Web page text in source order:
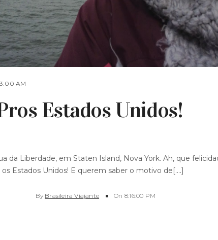
AM
Estados Unidos!
da Liberdade, em Staten Island, Nova York. Ah, que
os Estados Unidos! E querem saber o motivo de[....]
By Brasileira Viajante On 8:16:00 PM